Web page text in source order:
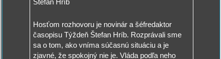
Štefan Hríb
Hosťom rozhovoru je novinár a šéfredaktor
časopisu Týždeň Štefan Hríb. Rozprávali sme
sa o tom, ako vníma súčasnú situáciu a je
zjavné, že spokojný nie je. Vláda podľa neho